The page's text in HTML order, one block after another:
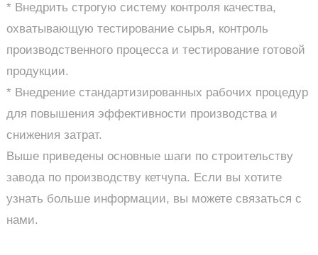
* Внедрить строгую систему контроля качества,
охватывающую тестирование сырья, контроль
производственного процесса и тестирование готовой
продукции.
* Внедрение стандартизированных рабочих процедур
для повышения эффективности производства и
снижения затрат.
Выше приведены основные шаги по строительству
завода по производству кетчупа. Если вы хотите
узнать больше информации, вы можете связаться с
нами.